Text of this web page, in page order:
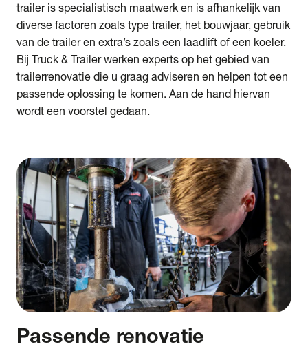
trailer is specialistisch maatwerk en is afhankelijk van
diverse factoren zoals type trailer, het bouwjaar, gebruik
van de trailer en extra’s zoals een laadlift of een koeler.
Bij Truck & Trailer werken experts op het gebied van
trailerrenovatie die u graag adviseren en helpen tot een
passende oplossing te komen. Aan de hand hiervan
wordt een voorstel gedaan.
Passende renovatie